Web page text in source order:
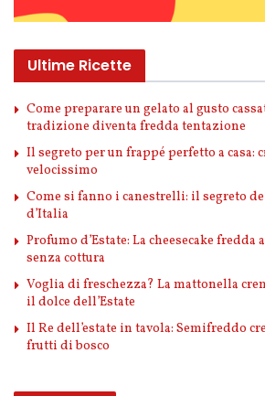
Ultime Ricette
Come preparare un gelato al gusto
tradizione diventa fredda tentazione
Il segreto per un frappé perfetto a casa:
velocissimo
Come si fanno i canestrelli: il segreto
d’Italia
Profumo d’Estate: La cheesecake fredda
senza cottura
Voglia di freschezza? La mattonella
il dolce dell’Estate
Il Re dell’estate in tavola: Semifreddo
frutti di bosco